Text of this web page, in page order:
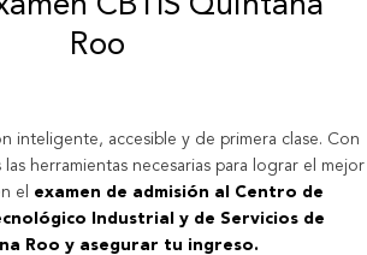
Roo
inteligente, accesible y de primera clase. Con
herramientas necesarias para lograr el mejor
el examen de admisión al Centro de
Industrial y de Servicios de
Roo y asegurar tu ingreso.